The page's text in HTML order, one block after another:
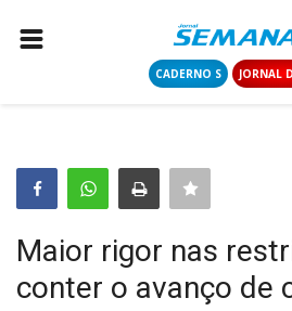
CADERNO S JORNAL
COLUNISTAS
CONTATO
LOGIN
CADASTRAR
Maior rigor nas
conter o avanço de